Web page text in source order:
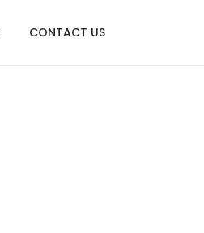
CONTACT US